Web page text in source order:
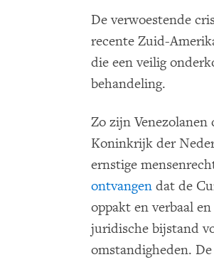
De verwoestende
recente Zuid-
die een veilig
behandeling.
Zo zijn
Koninkrijk der
ernstige
ontvangen dat de
oppakt en verbaal
juridische bijstand
omstandigheden.